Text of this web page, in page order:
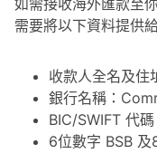
需要將以下資料提供
收款人全名及住
銀行名稱：
BIC/SWIFT 代
6位數字 BSB 及